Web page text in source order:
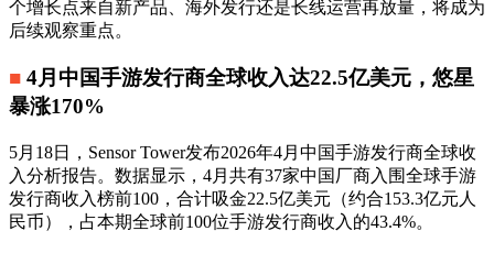
个增长点来自新产品、海外发行还是长线运营再放量，将成为
后续观察重点。
■ 4月中国手游发行商全球收入达22.5亿美元，悠星
暴涨170%
5月18日，Sensor Tower发布2026年4月中国手游发行商全球收
入分析报告。数据显示，4月共有37家中国厂商入围全球手游
发行商收入榜前100，合计吸金22.5亿美元（约合153.3亿元人
民币），占本期全球前100位手游发行商收入的43.4%。